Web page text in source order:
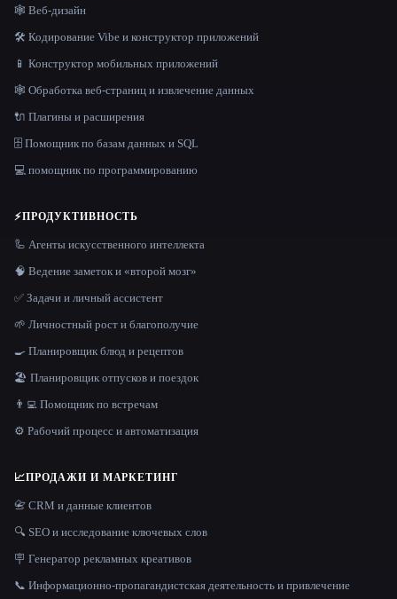
🕸 Веб-дизайн
🛠️ Кодирование Vibe и конструктор приложений
📱 Конструктор мобильных приложений
🕸️ Обработка веб-страниц и извлечение данных
🔌 Плагины и расширения
🗄️ Помощник по базам данных и SQL
💻 помощник по программированию
⚡ПРОДУКТИВНОСТЬ
🦾 Агенты искусственного интеллекта
🧠 Ведение заметок и «второй мозг»
✅ Задачи и личный ассистент
🌱 Личностный рост и благополучие
🍳 Планировщик блюд и рецептов
🏖 Планировщик отпусков и поездок
👨‍💻 Помощник по встречам
⚙️ Рабочий процесс и автоматизация
📈ПРОДАЖИ И МАРКЕТИНГ
📇 CRM и данные клиентов
🔍 SEO и исследование ключевых слов
🪧 Генератор рекламных креативов
📞 Информационно-пропагандистская деятельность и привлечение